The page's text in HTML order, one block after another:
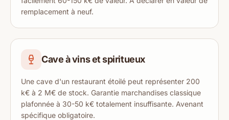
remplacement à neuf.
Cave à vins et spiritueux
Une cave d'un restaurant étoilé peut représenter 200
k€ à 2 M€ de stock. Garantie marchandises classique
plafonnée à 30-50 k€ totalement insuffisante. Avenant
spécifique obligatoire.